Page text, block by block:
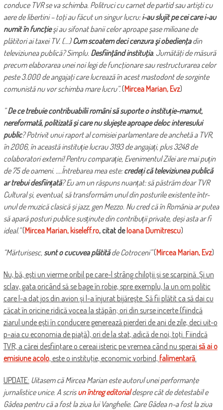
conduce TVR se va schimba. Politruci cu carnet de partid sau artişti cu
aere de libertini – toţi au făcut un singur lucru:i-au slujit pe cei care i-au
numit în funcţieşi au sifonat banii celor aproape şase milioane de
plătitori ai taxei TV. (…)Cum scoatem deci cenzura şi obedienţadin
televiziunea publică? Simplu. Desfiinţând instituţia. Jumătăţi de măsură
precum elaborarea unei noi legi de funcţionare sau restructurarea celor
peste 3.000 de angajaţi care lucrează în acest mastodont de sorginte
comunistă nu vor schimba mare lucru”.(Mircea Marian, Evz)
”De ce trebuie contribuabilii români să suporte o instituție-mamut,
nereformată, politizată și care nu slujește aproape deloc interesului
public? Potrivit unui raport al comisiei parlamentare de anchetă a TVR,
în 2006, în această instituție lucrau 3193 de angajați, plus 3248 de
colaboratori externi! Pentru comparație, Evenimentul Zilei are mai puțin
de 75 de oameni. ….Întrebarea mea este:credeți că televiziunea publică
ar trebui desființată? Eu am un răspuns nuanțat: să păstrăm doar TVR
Cultural și, eventual, să transformăm unul din posturile existente într-
unul de muzică clasică și jazz, gen Mezzo. Nu cred că în România ar putea
să apară posturi publice susținute din contribuții private, deși asta ar fi
ideal.”(Mircea Marian, kiseleff.ro, citat deIoana Dumitrescu)
“Mărturisesc, sunt o cucuvea plătităde Cotroceni”(Mircea Marian, Evz)
Nu, bă, eşti un vierme oribil pe care-l strâng chiloţii şi se scarpină. Şi un
sclav, gata oricând să se bage în robie, spre exemplu, la un om politic
care l-a dat jos din avion şi l-a înjurat bijăreşte. Să fii plătit ca să dai cu
căcat în oricine ridică vocea la stăpân; ori din surse incerte (fiindcă
ziarul unde eşti în conducere generează pierderi de ani de zile, deci uit-o
p-aia cu economia de piaţă), ori de la stat, adică de noi, toţi. Fiindcă
TVR, a cărei desfiinţare o cereai isteric pe vremea când nu sperai să ai o
emisiune acolo, este o instituţie, economic vorbind, falimentară.
UPDATE: Uitasem că Mircea Marian este autorul unei performanţe
jurnalistice unice. A scrisun întreg editorialdespre cât de detestabil e
Gâdea pentru că a fost la ziua lui Vanghelie. Care Gâdea n-a fost la ziua